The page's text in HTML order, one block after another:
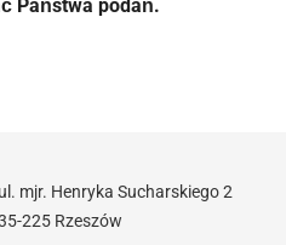
Państwa podań.
ul. mjr. Henryka Sucharskiego 2
225 Rzeszów